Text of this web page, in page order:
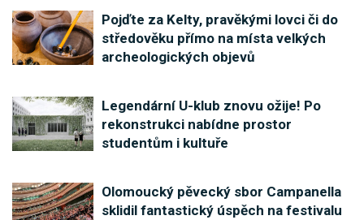
Pojďte za Kelty, pravěkými lovci či do
středověku přímo na místa velkých
archeologických objevů
Legendární U-klub znovu ožije! Po
rekonstrukci nabídne prostor
studentům i kultuře
Olomoucký pěvecký sbor Campanella
sklidil fantastický úspěch na festivalu